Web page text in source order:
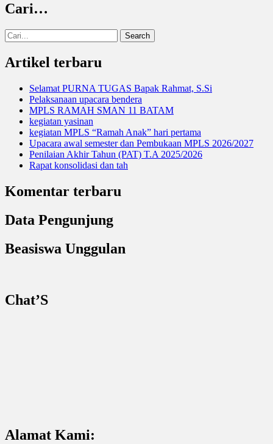
Cari…
Search
for:
Artikel terbaru
Selamat PURNA TUGAS Bapak Rahmat, S.Si
Pelaksanaan upacara bendera
MPLS RAMAH SMAN 11 BATAM
kegiatan yasinan
kegiatan MPLS “Ramah Anak” hari pertama
Upacara awal semester dan Pembukaan MPLS 2026/2027
Penilaian Akhir Tahun (PAT) T.A 2025/2026
Rapat konsolidasi dan tah
Komentar terbaru
Data Pengunjung
Beasiswa Unggulan
Chat’S
Alamat Kami: